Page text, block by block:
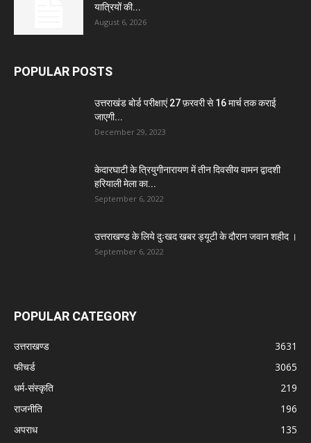
यात्रियों की...
August 6, 2026
POPULAR POSTS
उत्तराखंड बोर्ड परीक्षाएं 27 फ़रवरी से 16 मार्च तक कराई
जाएगी...
December 29, 2023
केदारघाटी के त्रियुगीनारायण में तीन दिवसीय वामन द्वादशी
हरियाली मेला का...
September 6, 2022
उत्तराखण्ड के लिये दुःखद खबर ड्यूटी के दौरान जवान शहीद ।
September 6, 2022
POPULAR CATEGORY
उत्तराखण्ड
3631
फीचर्ड
3065
धर्म-संस्कृति
219
राजनीति
196
अपराध
135